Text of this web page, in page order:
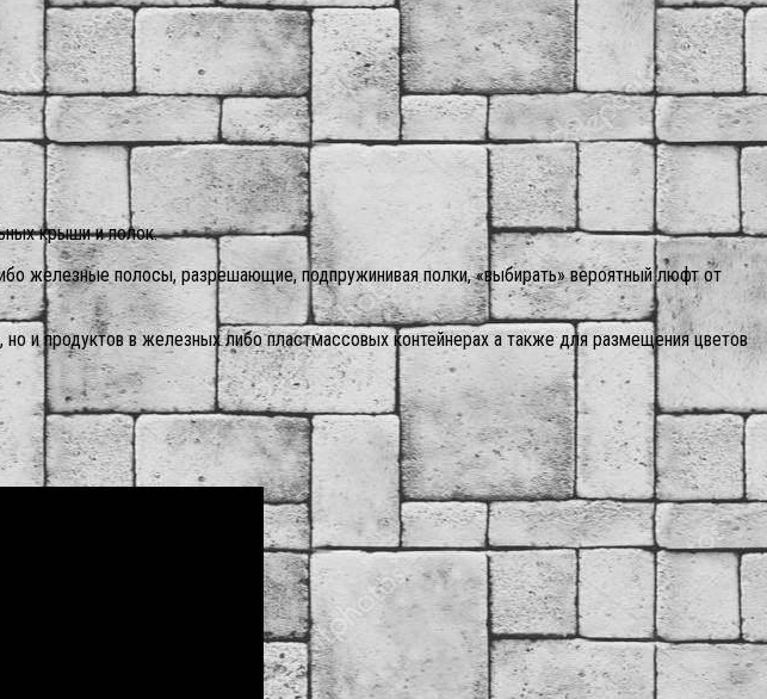
крыши и полок.
железные полосы, разрешающие, подпружинивая полки, «выбирать» вероятный люфт от
и продуктов в железных либо пластмассовых контейнерах а также для размещения цветов